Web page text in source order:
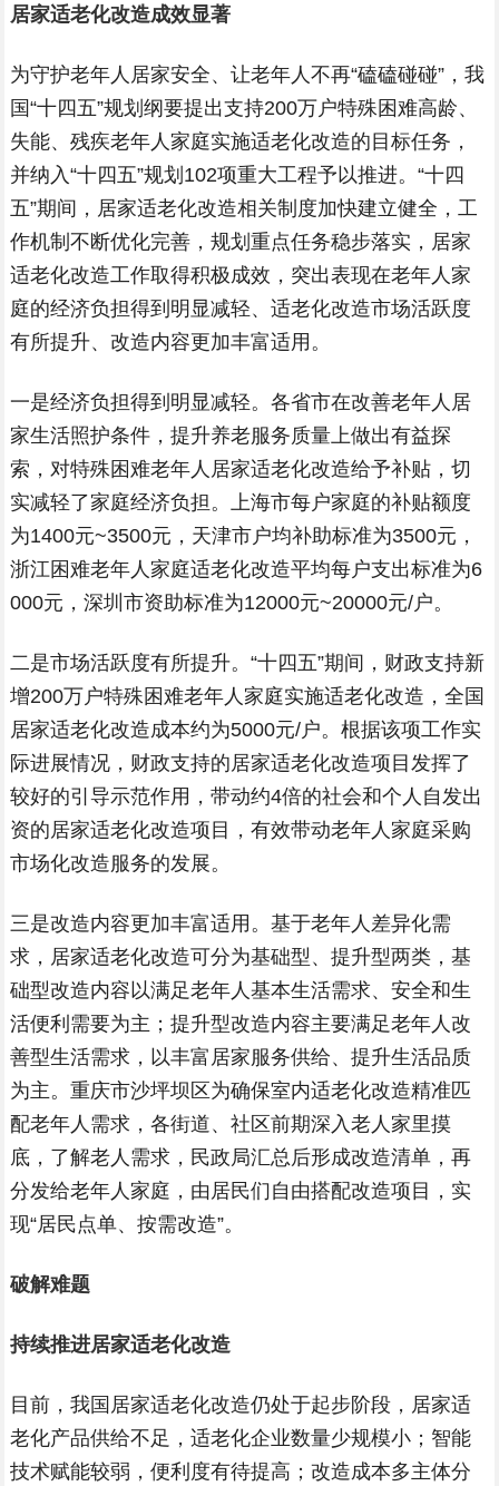
居家适老化改造成效显著
为守护老年人居家安全、让老年人不再“磕磕碰碰”，我
国“十四五”规划纲要提出支持200万户特殊困难高龄、
失能、残疾老年人家庭实施适老化改造的目标任务，
并纳入“十四五”规划102项重大工程予以推进。“十四
五”期间，居家适老化改造相关制度加快建立健全，工
作机制不断优化完善，规划重点任务稳步落实，居家
适老化改造工作取得积极成效，突出表现在老年人家
庭的经济负担得到明显减轻、适老化改造市场活跃度
有所提升、改造内容更加丰富适用。
一是经济负担得到明显减轻。各省市在改善老年人居
家生活照护条件，提升养老服务质量上做出有益探
索，对特殊困难老年人居家适老化改造给予补贴，切
实减轻了家庭经济负担。上海市每户家庭的补贴额度
为1400元~3500元，天津市户均补助标准为3500元，
浙江困难老年人家庭适老化改造平均每户支出标准为6
000元，深圳市资助标准为12000元~20000元/户。
二是市场活跃度有所提升。“十四五”期间，财政支持新
增200万户特殊困难老年人家庭实施适老化改造，全国
居家适老化改造成本约为5000元/户。根据该项工作实
际进展情况，财政支持的居家适老化改造项目发挥了
较好的引导示范作用，带动约4倍的社会和个人自发出
资的居家适老化改造项目，有效带动老年人家庭采购
市场化改造服务的发展。
三是改造内容更加丰富适用。基于老年人差异化需
求，居家适老化改造可分为基础型、提升型两类，基
础型改造内容以满足老年人基本生活需求、安全和生
活便利需要为主；提升型改造内容主要满足老年人改
善型生活需求，以丰富居家服务供给、提升生活品质
为主。重庆市沙坪坝区为确保室内适老化改造精准匹
配老年人需求，各街道、社区前期深入老人家里摸
底，了解老人需求，民政局汇总后形成改造清单，再
分发给老年人家庭，由居民们自由搭配改造项目，实
现“居民点单、按需改造”。
破解难题
持续推进居家适老化改造
目前，我国居家适老化改造仍处于起步阶段，居家适
老化产品供给不足，适老化企业数量少规模小；智能
技术赋能较弱，便利度有待提高；改造成本多主体分